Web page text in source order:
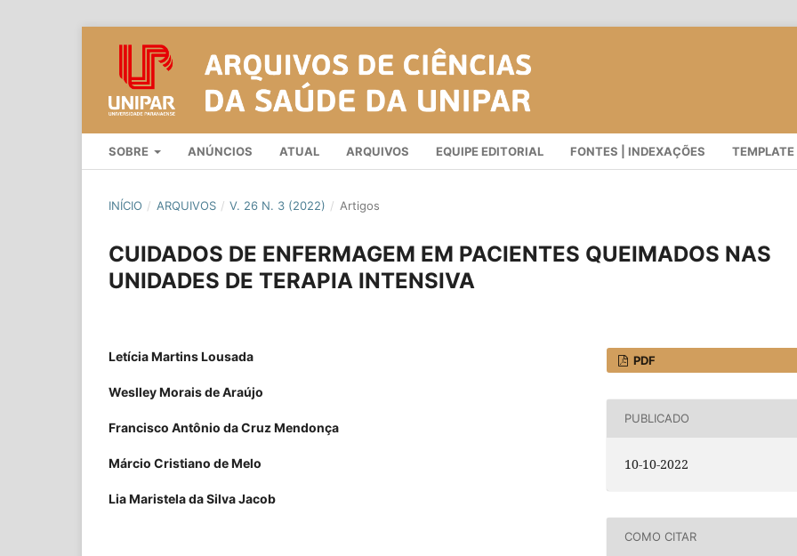
SOBRE ANÚNCIOS ATUAL ARQUIVOS EQUIPE EDITORIAL FONTES | INDEXAÇÕES TEMPLATE
INÍCIO / ARQUIVOS / V. 26 N. 3 (2022) / Artigos
CUIDADOS DE ENFERMAGEM EM PACIENTES QUEIMADOS NAS
UNIDADES DE TERAPIA INTENSIVA
Letícia Martins Lousada
Weslley Morais de Araújo
Francisco Antônio da Cruz Mendonça
Márcio Cristiano de Melo
Lia Maristela da Silva Jacob
PDF
PUBLICADO
10-10-2022
COMO CITAR